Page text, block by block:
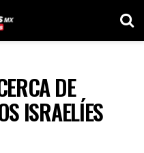
DE
ISRAELÍES